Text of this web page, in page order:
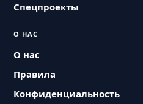
Спецпроекты
О НАС
О нас
Правила
Конфиденциальность